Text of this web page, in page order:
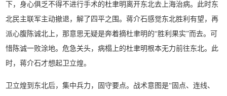
下，身心俱乏不得不进行手术的杜聿明离开东北去上海治病。此时东
北民主联军主动撤退，解了四平之围。蒋介石感觉东北胜利有望，再
派心腹陈诚北上，那意思无疑是奔着摘杜聿明的“胜利果实”而去。可
惜陈诚一败涂地。危急关头，病榻上的杜聿明根本无力前往东北。此
时，蒋介石才想起卫立煌。
卫立煌到东北后，集中兵力，固守要点。战术意图是“固点、连线、